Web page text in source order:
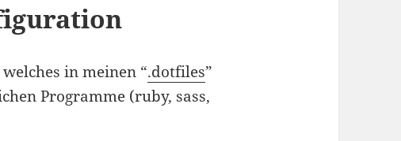
in meinen “.dotfiles”
Programme (ruby, sass,